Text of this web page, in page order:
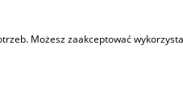
nowoczesne środki do opatrywania
Możesz zaakceptować